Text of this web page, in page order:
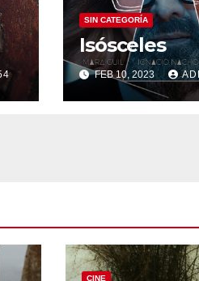
SIN CATEGORÍA
Isósceles
FEB 10, 2023
CINE